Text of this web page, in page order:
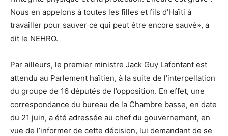
Nous en appelons à toutes les filles et fils d’Haïti à
travailler pour sauver ce qui peut être encore sauvé», a
dit le NEHRO.
Par ailleurs, le premier ministre Jack Guy Lafontant est
attendu au Parlement haïtien, à la suite de l’interpellation
du groupe de 16 députés de l’opposition. En effet, une
correspondance du bureau de la Chambre basse, en date
du 21 juin, a été adressée au chef du gouvernement, en
vue de l’informer de cette décision, lui demandant de se